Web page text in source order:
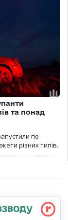
та понад
по
різних типів.